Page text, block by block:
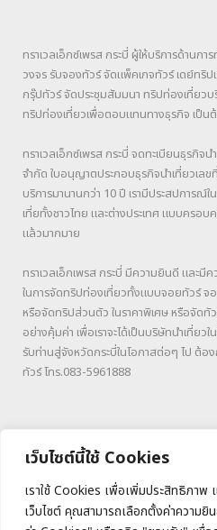
เว็บไซต์นี้ใช้ Cookies
เราใช้ Cookies เพื่อเพิ่มประสิทธิภาพ
เว็บไซต์ คุณสามารถเลือกตั้งค่าความยิ
ทราเวลเอ็กซ์เพรส กระบี่ ผู้ให้บริการด้านก
วงจร รับจองทัวร์ จัดแพ็คเกจทัวร์ เดย์ทริ
กรุ๊ปทัวร์ จัดประชุมสัมมนา ทริปท่องเที่ยว
ทริปท่องเที่ยวเพื่อตอบแทนทางธุรกิจ เป็น
ทราเวลเอ็กซ์เพรส กระบี่ จดทะเบียนธุรกิจ
จำกัด ใบอนุญาตประกอบธุรกิจนำเที่ยวเล
บริการมานานกว่า 10 ปี เรามีประสปการณ์
เที่ยทั้งชาวไทย และต่างประเทศ แบบครอ
แล้วมากมาย
ทราเวลเอ็กเพรส กระบี่ มีความยินดี และมี
ในการจัดทริปท่องเที่ยวทั้งแบบจอยทัวร์
หรือจัดทริปส่วนตัว ในราคาพิเศษ หรือจัดทั
อย่างคุ้มค่า เพื่อเราจะได้เป็นบริษัทนำเที่ยว
รับท่านสู่จังหวัดกระบี่ในโอกาสต่อๆ ไป ต้
ทัวร์ โทร.083-5961888